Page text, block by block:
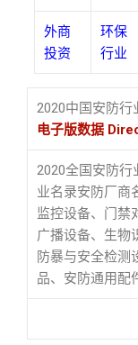
外商
投资
环保
行业
2020中国安防行
电子版数据
2020全国安防
业名录安防厂商
监控设备、门禁
广播设备、生物
防暴与安全检测
品、安防通用配